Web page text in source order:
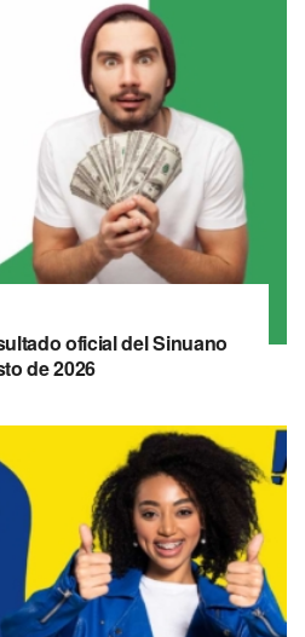
oficial del Sinuano
de 2026